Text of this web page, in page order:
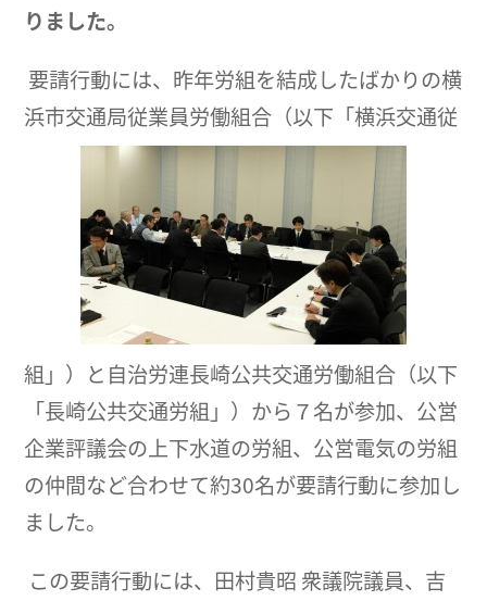
りました。
要請行動には、昨年労組を結成したばかりの横
浜市交通局従業員労働組合（以下「横浜交通従
組」）と自治労連長崎公共交通労働組合（以下
「長崎公共交通労組」）から７名が参加、公営
企業評議会の上下水道の労組、公営電気の労組
の仲間など合わせて約30名が要請行動に参加し
ました。
この要請行動には、田村貴昭 衆議院議員、吉